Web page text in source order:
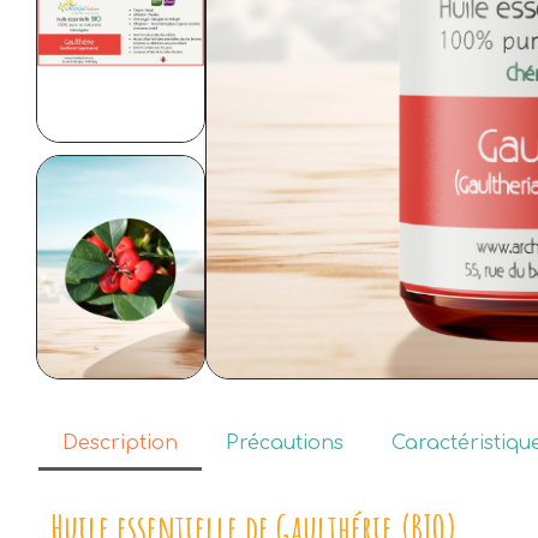
Description Précautions
Huile essentielle de Gaulthérie (BIO)